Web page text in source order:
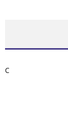
C